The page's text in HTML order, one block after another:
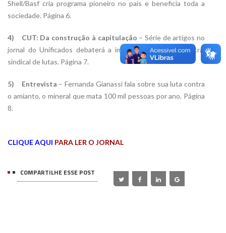
Shell/Basf cria programa pioneiro no país e beneficia toda a
sociedade. Página 6.
4) CUT: Da construção à capitulação – Série de artigos no
jornal do Unificados debaterá a importância de uma central
sindical de lutas. Página 7.
5) Entrevista – Fernanda Gianassi fala sobre sua luta contra
o amianto, o mineral que mata 100 mil pessoas por ano. Página
8.
CLIQUE AQUI PARA LER O JORNAL
COMPARTILHE ESSE POST